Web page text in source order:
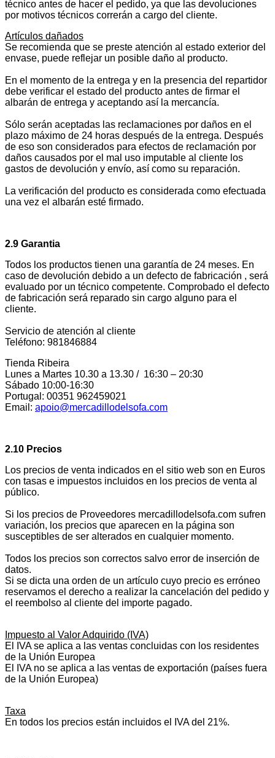
técnico antes de hacer el pedido, ya que las devoluciones
por motivos técnicos correrán a cargo del cliente.
Artículos dañados
Se recomienda que se preste atención al estado exterior del
envase, puede reflejar un posible daño al producto.
En el momento de la entrega y en la presencia del repartidor
debe verificar el estado del producto antes de firmar el
albarán de entrega y aceptando así la mercancía.
Sólo serán aceptadas las reclamaciones por daños en el
plazo máximo de 24 horas después de la entrega. Después
de eso son considerados para efectos de reclamación por
daños causados por el mal uso imputable al cliente los
gastos de devolución y envío, así como su reparación.
La verificación del producto es considerada como efectuada
una vez el albarán esté firmado.
2.9 Garantia
Todos los productos tienen una garantía de 24 meses. En
caso de devolución debido a un defecto de fabricación , será
evaluado por un técnico competente. Comprobado el defecto
de fabricación será reparado sin cargo alguno para el
cliente.
Servicio de atención al cliente
Teléfono: 981846884
Tienda Ribeira
Lunes a Martes 10.30 a 13.30 / 16:30 – 20:30
Sábado 10:00-16:30
Portugal: 00351 962459021
Email: apoio@mercadillodelsofa.com
2.10 Precios
Los precios de venta indicados en el sitio web son en Euros
con tasas e impuestos incluidos en los precios de venta al
público.
Si los precios de Proveedores mercadillodelsofa.com sufren
variación, los precios que aparecen en la página son
susceptibles de ser alterados en cualquier momento.
Todos los precios son correctos salvo error de inserción de
datos.
Si se dicta una orden de un artículo cuyo precio es erróneo
reservamos el derecho a realizar la cancelación del pedido y
el reembolso al cliente del importe pagado.
Impuesto al Valor Adquirido (IVA)
El IVA se aplica a las ventas concluidas con los residentes
de la Unión Europea
El IVA no se aplica a las ventas de exportación (países fuera
de la Unión Europea)
Taxa
En todos los precios están incluidos el IVA del 21%.